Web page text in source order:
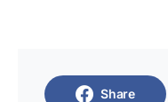
Share